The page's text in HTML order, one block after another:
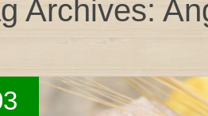
Archives: